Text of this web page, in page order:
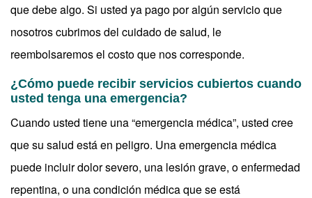
que debe algo. Si usted ya pago por algún servicio que
nosotros cubrimos del cuidado de salud, le
reembolsaremos el costo que nos corresponde.
¿Cómo puede recibir servicios cubiertos cuando
usted tenga una emergencia?
Cuando usted tiene una “emergencia médica”, usted cree
que su salud está en peligro. Una emergencia médica
puede incluir dolor severo, una lesión grave, o enfermedad
repentina, o una condición médica que se está